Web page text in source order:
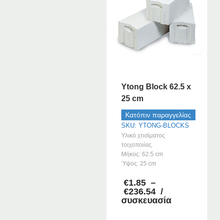
επιλεγούν
σελίδα
Ytong Block 62.5 x
25 cm
Κατόπιν παραγγελίας
SKU: YTONG-BLOCKS
Υλικό χτισίματος
τοιχοποιίας
Μήκος: 62.5 cm
Ύψος: 25 cm
€1.85 –
€236.54 Price
range:
/
συσκευασία